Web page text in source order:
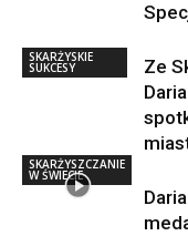
SKARŻYSKIE
SUKCESY
Ze
SKARŻYSZCZANIE
W ŚWIECIE